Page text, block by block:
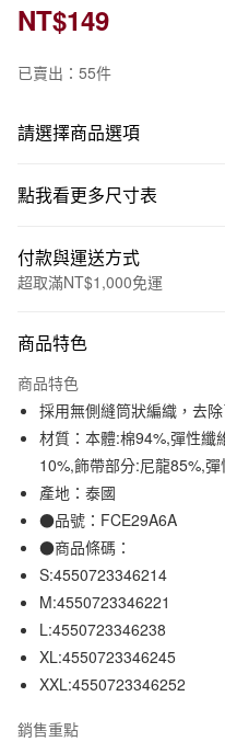
NT$149
已賣出：55件
請選擇商品選項
點我看更多尺寸表
付款與運送方式
超取滿NT$1,000免運
信用卡一次付款
信用卡分期付款
3 期 0 利率 每期 NT$49
合作金庫商業銀行
華南商業銀行
上海商業儲蓄銀行
臺灣中小企業銀行
匯豐（台灣）商業銀行
聯邦商業銀行
元大商業銀行
玉山商業銀行
台灣樂天信用卡公司
超商取貨付款
LINE Pay
Apple Pay
街口支付
悠遊付
運送方式
全家取貨付款
商品特色
商品特色
採用無側縫筒狀編織，去
材質：本體:棉94%,彈性纖
10%,飾帶部分:尼龍85%,
產地：泰國
●品號：FCE29A6A
●商品條碼：
S:4550723346214
M:4550723346221
L:4550723346238
XL:4550723346245
XXL:4550723346252
銷售重點